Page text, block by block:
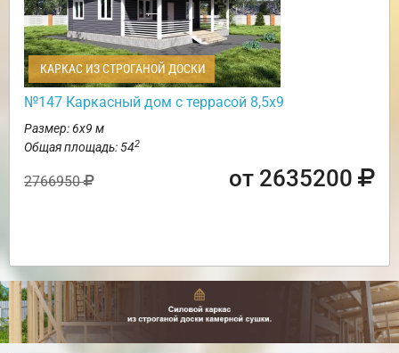
КАРКАС ИЗ СТРОГАНОЙ ДОСКИ
№147 Каркасный дом с террасой 8,5х9
Размер: 6х9 м
Общая площадь: 542
2766950 от 2635200